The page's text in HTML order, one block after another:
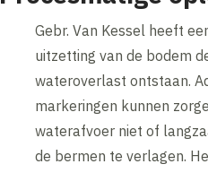
Gebr. Van Kessel heeft
uitzetting van de bodem
wateroverlast ontstaan.
markeringen kunnen
waterafvoer niet of
de bermen te verlagen.